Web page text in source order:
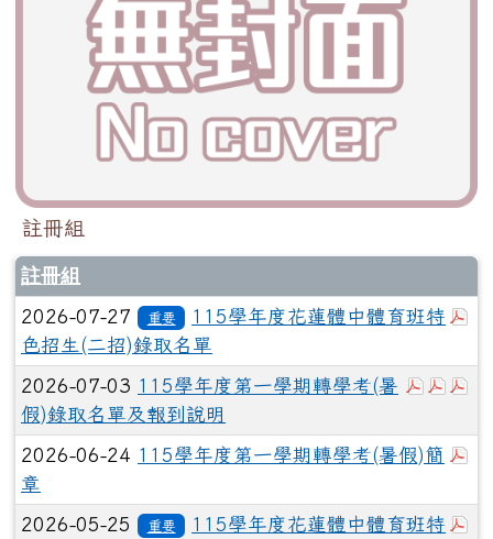
註冊組
註冊組
2026-07-27 重要
115學年度花蓮體中體育班特
色招生(二招)錄取名單
於彈
於
2026-07-03 115學年度第一學期轉學考(暑
假)錄取名單及報到說明
2026-06-24 115學年度第一學期轉學考(暑假)簡
章
2026-05-25 重要
115學年度花蓮體中體育班特